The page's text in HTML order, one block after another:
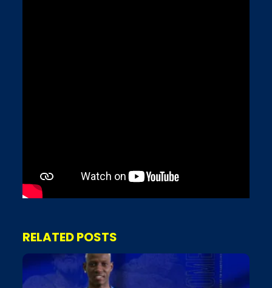
RELATED POSTS